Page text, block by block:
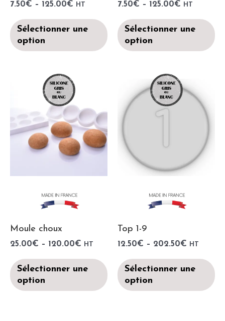
7.50€ – 125.00€ HT
Sélectionner une
option
7.50€ – 125.00€ HT
Sélectionner une
option
Moule choux
25.00€ – 120.00€ HT
Sélectionner une
option
Top 1-9
12.50€ – 202.50€ HT
Sélectionner une
option